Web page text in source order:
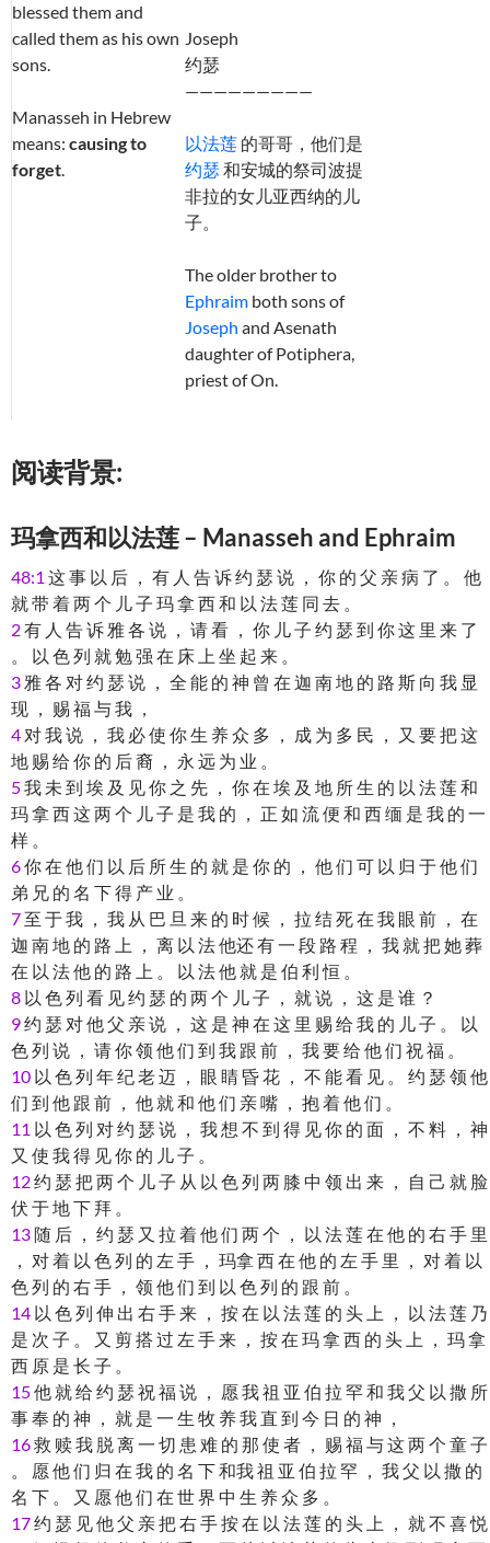
blessed them and
called them as his own
sons.
Manasseh in Hebrew
means: causing to
forget.
Joseph
约瑟
—————————
以法莲 的哥哥，他们是
约瑟 和安城的祭司波提
非拉的女儿亚西纳的儿
子。
The older brother to
Ephraim both sons of
Joseph and Asenath
daughter of Potiphera,
priest of On.
阅读背景:
玛拿西和以法莲 – Manasseh and Ephraim
48:1 这 事 以 后 ， 有 人 告 诉 约 瑟 说 ， 你 的 父 亲 病 了 。 他
就 带 着 两 个 儿 子 玛 拿 西 和 以 法 莲 同 去 。
2有 人 告 诉 雅 各 说 ， 请 看 ， 你 儿 子 约 瑟 到 你 这 里 来 了
。 以 色 列 就 勉 强 在 床 上 坐 起 来 。
3 雅 各 对 约 瑟 说 ， 全 能 的 神 曾 在 迦 南 地 的 路 斯 向 我 显
现 ， 赐 福 与 我 ，
4 对 我 说 ， 我 必 使 你 生 养 众 多 ， 成 为 多 民 ， 又 要 把 这
地 赐 给 你 的 后 裔 ， 永 远 为 业 。
5我 未 到 埃 及 见 你 之 先 ， 你 在 埃 及 地 所 生 的 以 法 莲 和
玛 拿 西 这 两 个 儿 子 是 我 的 ， 正 如 流 便 和 西 缅 是 我 的 一
样 。
6你 在 他 们 以 后 所 生 的 就 是 你 的 ， 他 们 可 以 归 于 他 们
弟 兄 的 名 下 得 产 业 。
7至 于 我 ， 我 从 巴 旦 来 的 时 候 ， 拉 结 死 在 我 眼 前 ， 在
迦 南 地 的 路 上 ， 离 以 法 他还 有 一 段 路 程 ， 我 就 把 她 葬
在 以 法 他 的 路 上 。 以 法 他 就 是 伯 利 恒 。
8 以 色 列 看 见 约 瑟 的 两 个 儿 子 ， 就 说 ， 这 是 谁 ？
9约 瑟 对 他 父 亲 说 ， 这 是 神 在 这 里 赐 给 我 的 儿 子 。 以
色 列 说 ， 请 你 领 他 们 到 我 跟 前 ， 我 要 给 他 们 祝 福 。
10 以 色 列 年 纪 老 迈 ， 眼 睛 昏 花 ， 不 能 看 见 。 约 瑟 领 他
们 到 他 跟 前 ， 他 就 和 他 们 亲 嘴 ， 抱 着 他 们 。
11 以 色 列 对 约 瑟 说 ， 我 想 不 到 得 见 你 的 面 ， 不 料 ， 神
又 使 我 得 见 你 的 儿 子 。
12约 瑟 把 两 个 儿 子 从 以 色 列 两 膝 中 领 出 来 ， 自 己 就 脸
伏 于 地 下 拜 。
13随 后 ， 约 瑟 又 拉 着 他 们 两 个 ， 以 法 莲 在 他 的 右 手 里
， 对 着 以 色 列 的 左 手 ， 玛拿 西 在 他 的 左 手 里 ， 对 着 以
色 列 的 右 手 ， 领 他 们 到 以 色 列 的 跟 前 。
14 以 色 列 伸 出 右 手 来 ， 按 在 以 法 莲 的 头 上 ， 以 法 莲 乃
是 次 子 。 又 剪 搭 过 左 手 来 ， 按 在 玛 拿 西 的 头 上 ， 玛 拿
西 原 是 长 子 。
15他 就 给 约 瑟 祝 福 说 ， 愿 我 祖 亚 伯 拉 罕 和 我 父 以 撒 所
事 奉 的 神 ， 就 是 一 生 牧 养 我 直 到 今 日 的 神 ，
16救 赎 我 脱 离 一 切 患 难 的 那 使 者 ， 赐 福 与 这 两 个 童 子
。 愿 他 们 归 在 我 的 名 下 和我 祖 亚 伯 拉 罕 ， 我 父 以 撒 的
名 下 。 又 愿 他 们 在 世 界 中 生 养 众 多 。
17约 瑟 见 他 父 亲 把 右 手 按 在 以 法 莲 的 头 上 ， 就 不 喜 悦